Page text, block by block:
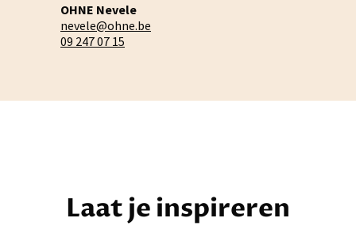
OHNE Nevele
nevele@ohne.be
09 247 07 15
Laat je inspireren